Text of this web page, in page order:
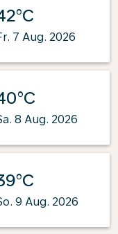
7 Aug. 2026
8 Aug. 2026
9 Aug. 2026